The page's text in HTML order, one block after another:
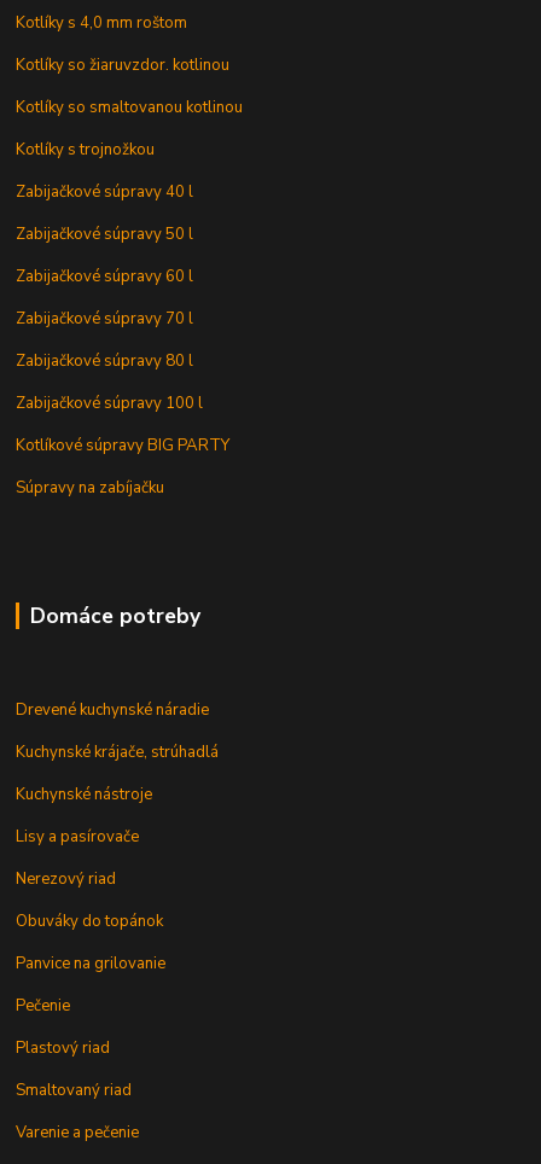
Kotlíky s 4,0 mm roštom
Kotlíky so žiaruvzdor. kotlinou
Kotlíky so smaltovanou kotlinou
Kotlíky s trojnožkou
Zabijačkové súpravy 40 l
Zabijačkové súpravy 50 l
Zabijačkové súpravy 60 l
Zabijačkové súpravy 70 l
Zabijačkové súpravy 80 l
Zabijačkové súpravy 100 l
Kotlíkové súpravy BIG PARTY
Súpravy na zabíjačku
Domáce potreby
Drevené kuchynské náradie
Kuchynské krájače, strúhadlá
Kuchynské nástroje
Lisy a pasírovače
Nerezový riad
Obuváky do topánok
Panvice na grilovanie
Pečenie
Plastový riad
Smaltovaný riad
Varenie a pečenie